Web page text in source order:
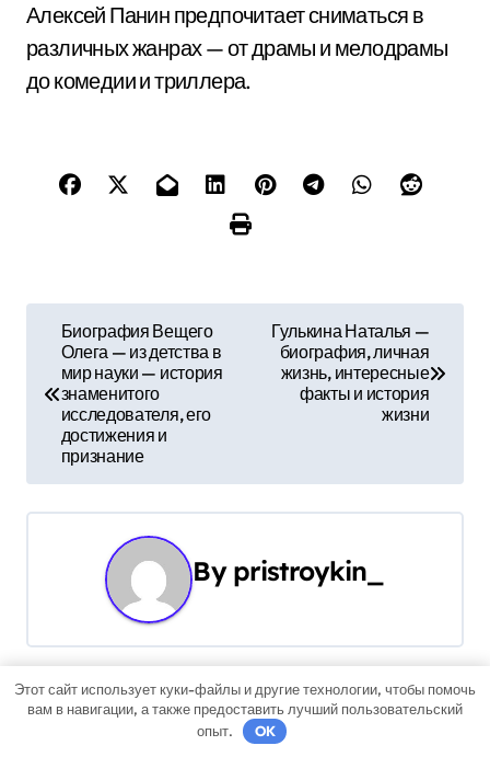
Алексей Панин предпочитает сниматься в
различных жанрах — от драмы и мелодрамы
до комедии и триллера.
г
и
я
п
Биография Вещего
Олега — из детства в
мир науки — история
знаменитого
исследователя, его
достижения и
признание
Гулькина Наталья —
биография, личная
жизнь, интересные
факты и история
жизни
By pristroykin_
Связанные записи
Этот сайт использует куки-файлы и другие технологии, чтобы помочь
вам в навигации, а также предоставить лучший пользовательский
опыт.
OK